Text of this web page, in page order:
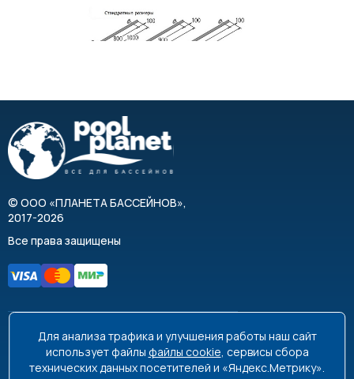
© ООО «ПЛАНЕТА БАССЕЙНОВ»,
2017-2026
Все права защищены
8 495 663-99-48
8 800 350-99-08
info@poolplanet.ru
Для анализа трафика и улучшения работы наш сайт
использует файлы файлы cookie, сервисы сбора
технических данных посетителей и «Яндекс.Метрику».